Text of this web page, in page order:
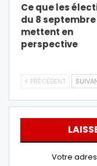
Ce que les
du 8 septembre
mettent en
perspective
PRÉCÉDENT
Votre